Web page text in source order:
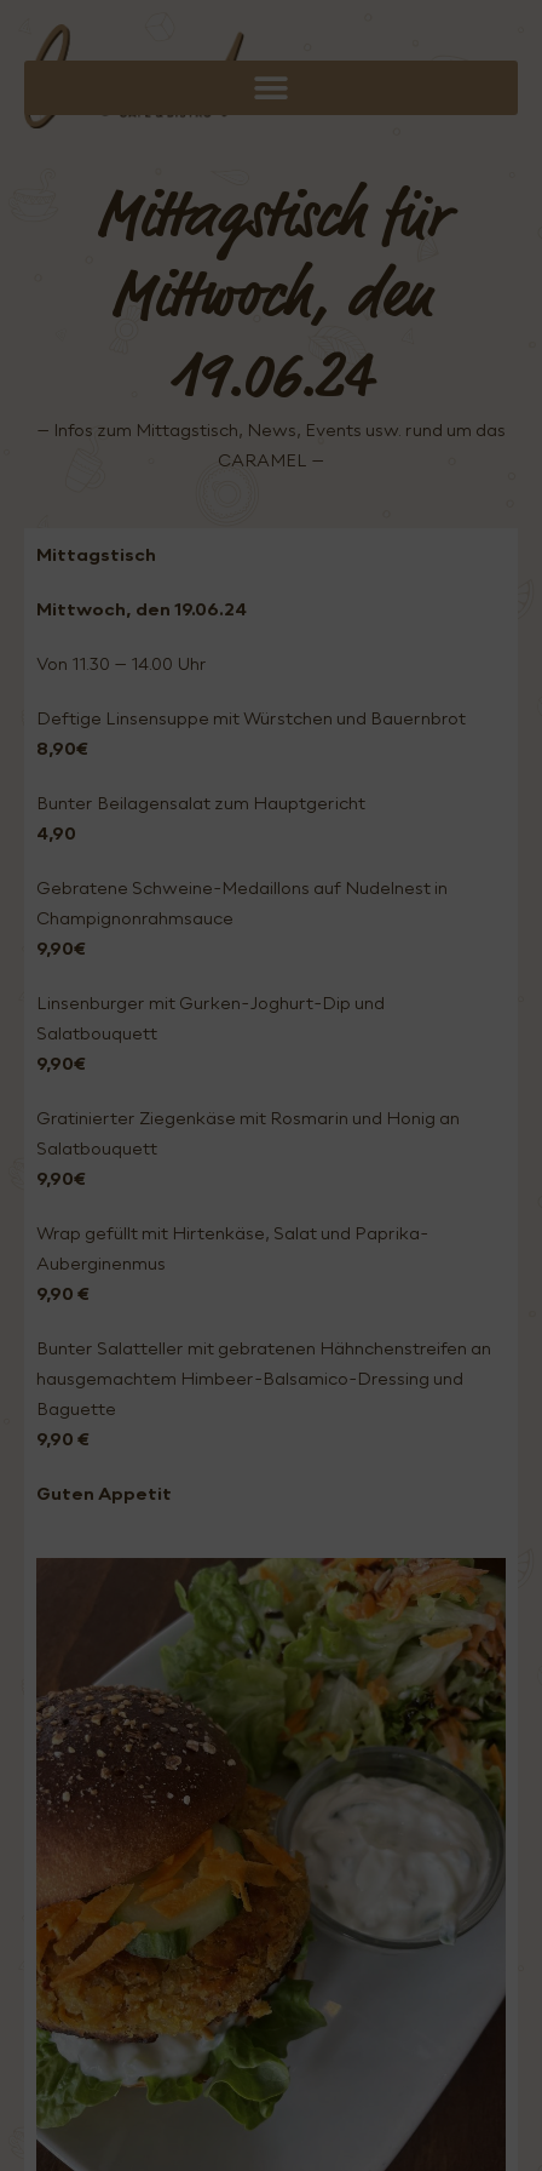
Mittagstisch für
Mittwoch, den
19.06.24
– Infos zum Mittagstisch, News, Events usw. rund um das
CARAMEL –
Mittagstisch
Mittwoch, den 19.06.24
Von 11.30 – 14.00 Uhr
Deftige Linsensuppe mit Würstchen und Bauernbrot
8,90€
Bunter Beilagensalat zum Hauptgericht
4,90
Gebratene Schweine-Medaillons auf Nudelnest in
Champignonrahmsauce
9,90€
Linsenburger mit Gurken-Joghurt-Dip und
Salatbouquett
9,90€
Gratinierter Ziegenkäse mit Rosmarin und Honig an
Salatbouquett
9,90€
Wrap gefüllt mit Hirtenkäse, Salat und Paprika-
Auberginenmus
9,90 €
Bunter Salatteller mit gebratenen Hähnchenstreifen an
hausgemachtem Himbeer-Balsamico-Dressing und
Baguette
9,90 €
Guten Appetit